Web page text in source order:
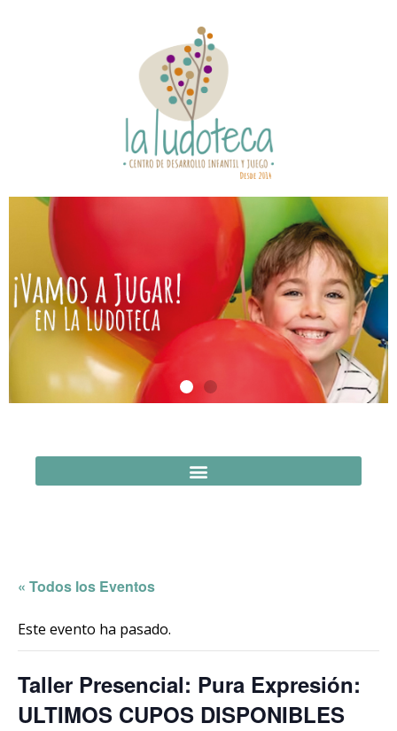
« Todos los Eventos
Este evento ha pasado.
Taller Presencial: Pura Expresión:
ULTIMOS CUPOS DISPONIBLES